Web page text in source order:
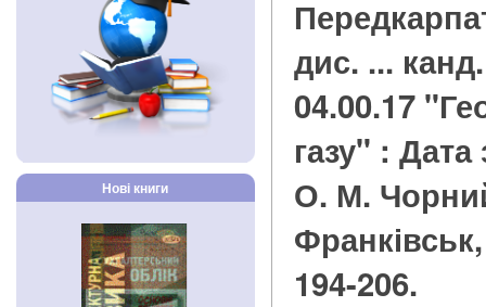
Нові книги
дис. ...
04.00.17
газу" : Дата
О. М.
194-206.